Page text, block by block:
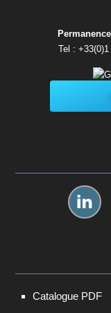
Permanence
Tel :
Catalogue PDF